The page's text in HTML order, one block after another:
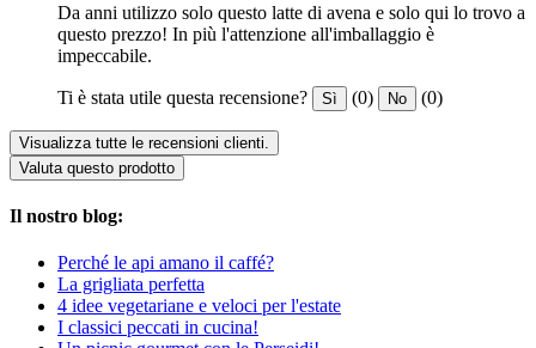
Da anni utilizzo solo questo latte di avena e solo qui lo trovo a
questo prezzo! In più l'attenzione all'imballaggio è
impeccabile.
Ti è stata utile questa recensione? Sì (0) No (0)
Visualizza tutte le recensioni clienti.
Valuta questo prodotto
Il nostro blog:
Perché le api amano il caffé?
La grigliata perfetta
4 idee vegetariane e veloci per l'estate
I classici peccati in cucina!